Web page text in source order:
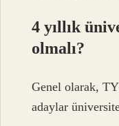
4 yıllık
olmalı?
Genel olarak,
adaylar